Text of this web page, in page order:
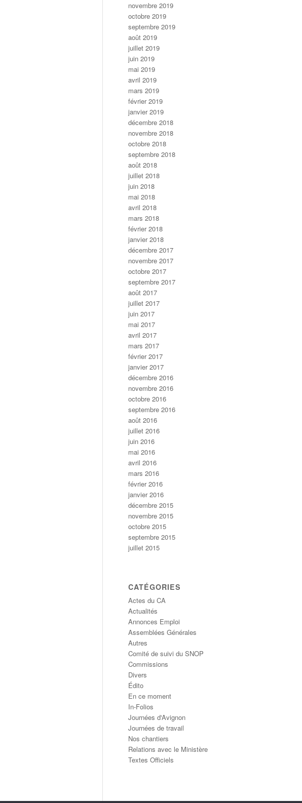
novembre 2019
octobre 2019
septembre 2019
août 2019
juillet 2019
juin 2019
mai 2019
avril 2019
mars 2019
février 2019
janvier 2019
décembre 2018
novembre 2018
octobre 2018
septembre 2018
août 2018
juillet 2018
juin 2018
mai 2018
avril 2018
mars 2018
février 2018
janvier 2018
décembre 2017
novembre 2017
octobre 2017
septembre 2017
août 2017
juillet 2017
juin 2017
mai 2017
avril 2017
mars 2017
février 2017
janvier 2017
décembre 2016
novembre 2016
octobre 2016
septembre 2016
août 2016
juillet 2016
juin 2016
mai 2016
avril 2016
mars 2016
février 2016
janvier 2016
décembre 2015
novembre 2015
octobre 2015
septembre 2015
juillet 2015
CATÉGORIES
Actes du CA
Actualités
Annonces Emploi
Assemblées Générales
Autres
Comité de suivi du SNOP
Commissions
Divers
Édito
En ce moment
In-Folios
Journées d'Avignon
Journées de travail
Nos chantiers
Relations avec le Ministère
Textes Officiels